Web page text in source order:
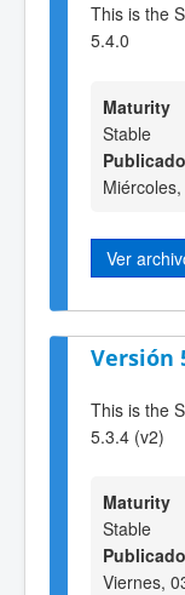
This is the
5.4.0
Maturity
Stable
Ver
Versión
This is the
5.3.4 (v2)
Maturity
Stable
Viernes,